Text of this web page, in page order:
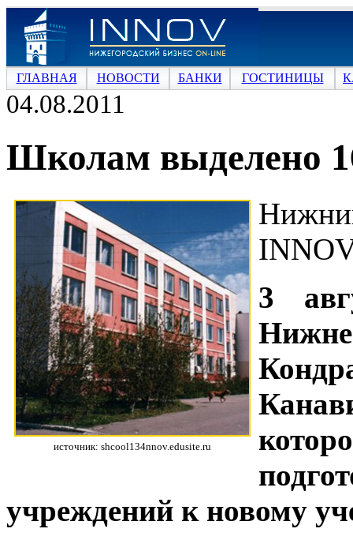
ГЛАВНАЯ НОВОСТИ БАНКИ ГОСТИНИЦЫ
04.08.2011
Школам выделено
источник: shcool134nnov.edusite.ru
3
учреждений к новому